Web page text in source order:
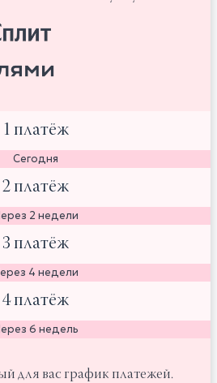
1 платёж
Сегодня
2 платёж
2 недели
3 платёж
4 недели
4 платёж
6 недель
для вас график платежей.